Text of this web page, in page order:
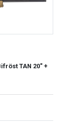
TAN 20" +